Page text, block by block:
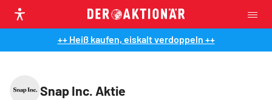
++ Heiß kaufen, eiskalt verdoppeln ++
Snap Inc. Aktie